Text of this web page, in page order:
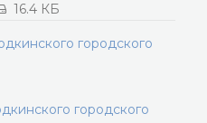
16.4 КБ
городского
городского